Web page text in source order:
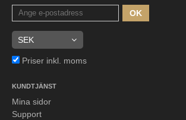
OK
Priser inkl. moms
KUNDTJÄNST
Mina sidor
Support